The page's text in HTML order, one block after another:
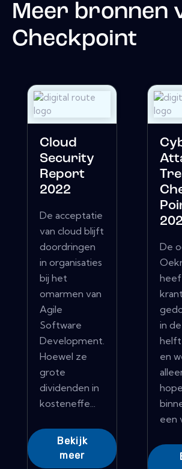
Meer bronnen
Checkpoint
Cloud
Security
Report
2022
De acceptatie
van cloud blijft
doordringen
in organisaties
bij het
omarmen van
Agile
Software
Development.
Hoewel ze
grote
dividenden in
kosteneffe...
Bekijk
meer
De
in
helft
en
een